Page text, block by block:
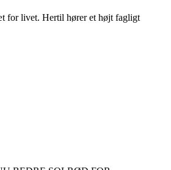
for livet. Hertil hører et højt fagligt